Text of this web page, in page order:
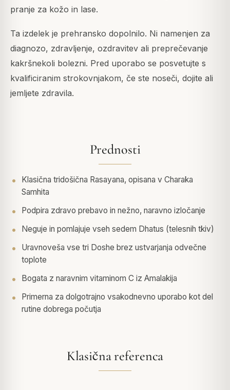
pranje za kožo in lase.
Ta izdelek je prehransko dopolnilo. Ni namenjen za
diagnozo, zdravljenje, ozdravitev ali preprečevanje
kakršnekoli bolezni. Pred uporabo se posvetujte s
kvalificiranim strokovnjakom, če ste noseči, dojite ali
jemljete zdravila.
Prednosti
Klasična tridošična Rasayana, opisana v Charaka
Samhita
Podpira zdravo prebavo in nežno, naravno izločanje
Neguje in pomlajuje vseh sedem Dhatus (telesnih tkiv)
Uravnoveša vse tri Doshe brez ustvarjanja odvečne
toplote
Bogata z naravnim vitaminom C iz Amalakija
Primerna za dolgotrajno vsakodnevno uporabo kot del
rutine dobrega počutja
Klasična referenca